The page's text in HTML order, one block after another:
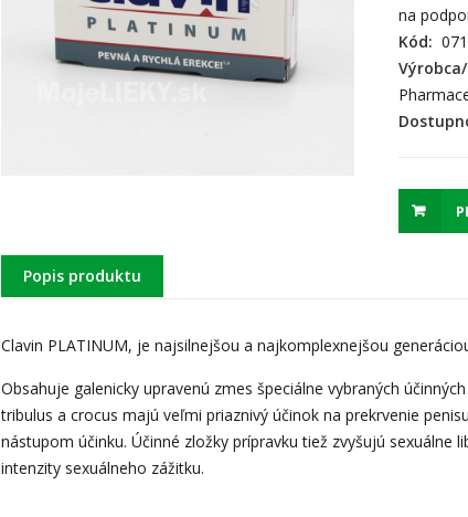
na
Kód:
Popis produktu
Clavin PLATINUM, je najsilnejšou a najkomplexnejšou
Obsahuje galenicky upravenú zmes špeciálne vybraných
tribulus a crocus majú veľmi priaznivý účinok na prekrvenie
nástupom účinku. Účinné zložky prípravku tiež zvyšujú sexuálne
intenzity sexuálneho zážitku.